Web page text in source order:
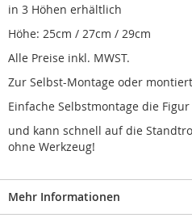
in 3 Höhen erhältlich
Höhe: 25cm / 27cm / 29cm
Alle Preise inkl. MWST.
Zur Selbst-Montage oder
Einfache Selbstmontage die
und kann schnell auf die
ohne Werkzeug!
Mehr Informationen